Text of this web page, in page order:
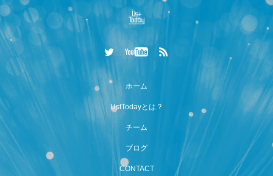
ホーム
UstTodayとは？
チーム
ブログ
CONTACT